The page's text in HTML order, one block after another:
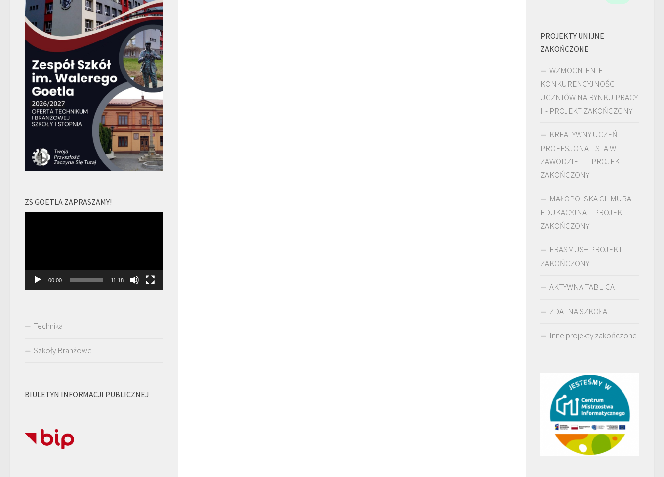
ZS GOETLA ZAPRASZAMY!
00:00 11:18
Technika
Szkoły Branżowe
BIULETYN INFORMACJI PUBLICZNEJ
PROJEKTY UNIJNE
ZAKOŃCZONE
WZMOCNIENIE
KONKURENCYJNOŚCI
UCZNIÓW NA RYNKU PRACY
II- PROJEKT ZAKOŃCZONY
KREATYWNY UCZEŃ –
PROFESJONALISTA W
ZAWODZIE II – PROJEKT
ZAKOŃCZONY
MAŁOPOLSKA CHMURA
EDUKACYJNA – PROJEKT
ZAKOŃCZONY
ERASMUS+ PROJEKT
ZAKOŃCZONY
AKTYWNA TABLICA
ZDALNA SZKOŁA
Inne projekty zakończone